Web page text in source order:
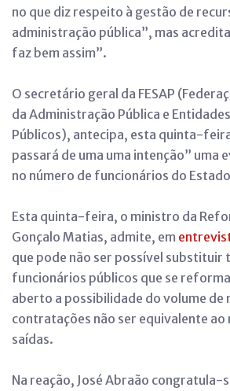
no que diz respeito à gestão de
administração pública”, mas
faz bem assim”.
O secretário geral da FESAP
da Administração Pública e
Públicos), antecipa, esta quinta-
passará de uma uma intenção” uma
no número de funcionários do
Esta quinta-feira, o ministro da
Gonçalo Matias, admite, em
que pode não ser possível substituir
funcionários públicos que se
aberto a possibilidade do volume de
contratações não ser equivalente ao
saídas.
Na reação, José Abraão congratula-